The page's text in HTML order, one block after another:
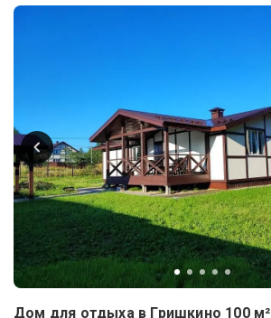
Дом для отдыха в Гришкино 100 м²